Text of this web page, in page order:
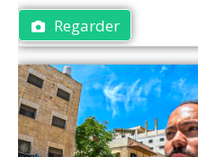
Regarder